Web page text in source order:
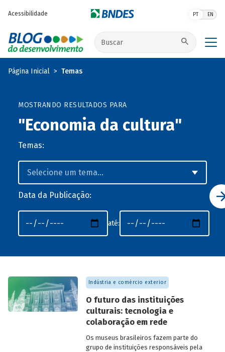
Acessibilidade PT EN
Buscar no site
Página Inicial Temas
MOSTRANDO RESULTADOS PARA
"Economia da cultura"
Temas:
Data da Publicação:
até:
Indústria e comércio exterior
O futuro das instituições
culturais: tecnologia e
colaboração em rede
Os museus brasileiros fazem parte do
grupo de instituições responsáveis pela